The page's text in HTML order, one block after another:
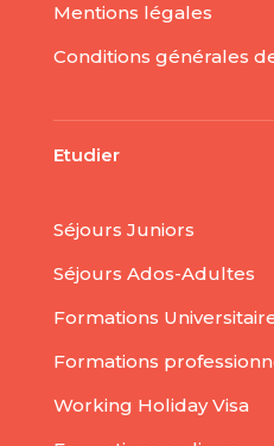
Mentions légales
Conditions générales
Etudier
Séjours Juniors
Séjours Ados-Adultes
Formations
Formations
Working Holiday Visa